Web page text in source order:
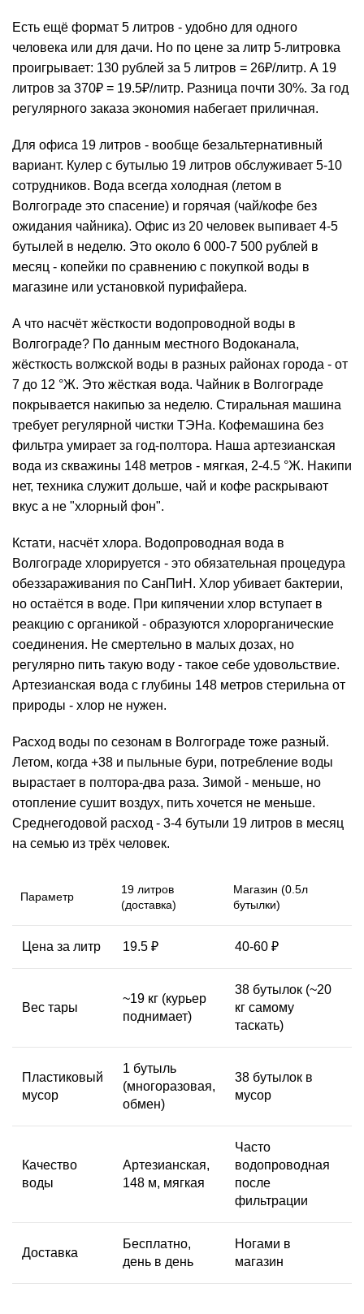
Есть ещё формат 5 литров - удобно для одного
человека или для дачи. Но по цене за литр 5-литровка
проигрывает: 130 рублей за 5 литров = 26₽/литр. А 19
литров за 370₽ = 19.5₽/литр. Разница почти 30%. За год
регулярного заказа экономия набегает приличная.
Для офиса 19 литров - вообще безальтернативный
вариант. Кулер с бутылью 19 литров обслуживает 5-10
сотрудников. Вода всегда холодная (летом в
Волгограде это спасение) и горячая (чай/кофе без
ожидания чайника). Офис из 20 человек выпивает 4-5
бутылей в неделю. Это около 6 000-7 500 рублей в
месяц - копейки по сравнению с покупкой воды в
магазине или установкой пурифайера.
А что насчёт жёсткости водопроводной воды в
Волгограде? По данным местного Водоканала,
жёсткость волжской воды в разных районах города - от
7 до 12 °Ж. Это жёсткая вода. Чайник в Волгограде
покрывается накипью за неделю. Стиральная машина
требует регулярной чистки ТЭНа. Кофемашина без
фильтра умирает за год-полтора. Наша артезианская
вода из скважины 148 метров - мягкая, 2-4.5 °Ж. Накипи
нет, техника служит дольше, чай и кофе раскрывают
вкус а не "хлорный фон".
Кстати, насчёт хлора. Водопроводная вода в
Волгограде хлорируется - это обязательная процедура
обеззараживания по СанПиН . Хлор убивает бактерии,
но остаётся в воде. При кипячении хлор вступает в
реакцию с органикой - образуются хлорорганические
соединения. Не смертельно в малых дозах, но
регулярно пить такую воду - такое себе удовольствие.
Артезианская вода с глубины 148 метров стерильна от
природы - хлор не нужен.
Расход воды по сезонам в Волгограде тоже разный.
Летом, когда +38 и пыльные бури, потребление воды
вырастает в полтора-два раза. Зимой - меньше, но
отопление сушит воздух, пить хочется не меньше.
Среднегодовой расход - 3-4 бутыли 19 литров в месяц
на семью из трёх человек.
Параметр
19 литров
(доставка)
Магазин (0.5л
бутылки)
Цена за литр 19.5 ₽ 40-60 ₽
Вес тары
~19 кг (курьер
поднимает)
38 бутылок (~20
кг самому
таскать)
Пластиковый
мусор
1 бутыль
(многоразовая,
обмен)
38 бутылок в
мусор
Качество
воды
Артезианская,
148 м, мягкая
Часто
водопроводная
после
фильтрации
Доставка
Бесплатно,
день в день
Ногами в
магазин